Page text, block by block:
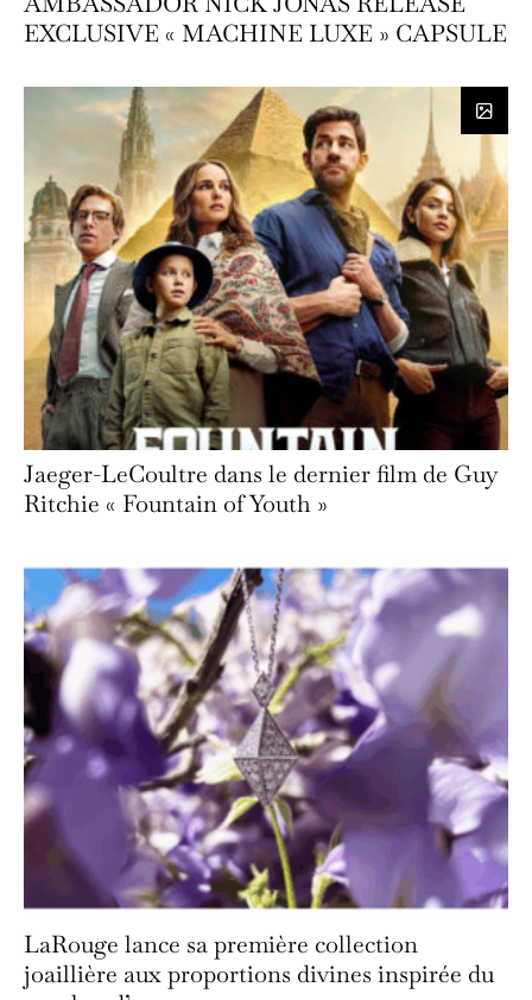
EXCLUSIVE « MACHINE LUXE » CAPSULE
Jaeger-LeCoultre dans le dernier film de Guy
Ritchie « Fountain of Youth »
LaRouge lance sa première collection
joaillière aux proportions divines inspirée du